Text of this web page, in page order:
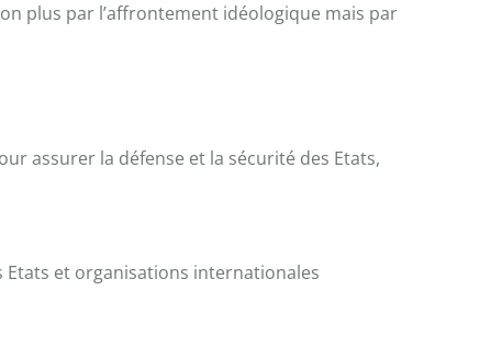
plus par l’affrontement idéologique mais par
assurer la défense et la sécurité des Etats,
Etats et organisations internationales